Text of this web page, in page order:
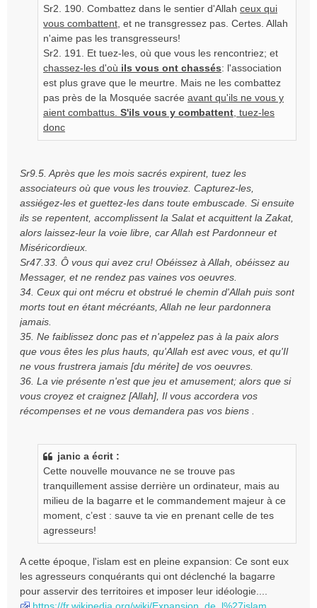
Sr2. 190. Combattez dans le sentier d'Allah ceux qui
vous combattent , et ne transgressez pas. Certes. Allah
n'aime pas les transgresseurs!
Sr2. 191. Et tuez-les, où que vous les rencontriez; et
chassez-les d'où ils vous ont chassés: l'association
est plus grave que le meurtre. Mais ne les combattez
pas près de la Mosquée sacrée avant qu'ils ne vous y
aient combattus. S'ils vous y combattent , tuez-les
donc
Sr9.5. Après que les mois sacrés expirent, tuez les
associateurs où que vous les trouviez. Capturez-les,
assiégez-les et guettez-les dans toute embuscade. Si ensuite
ils se repentent, accomplissent la Salat et acquittent la Zakat,
alors laissez-leur la voie libre, car Allah est Pardonneur et
Miséricordieux.
Sr47.33. Ô vous qui avez cru! Obéissez à Allah, obéissez au
Messager, et ne rendez pas vaines vos oeuvres.
34. Ceux qui ont mécru et obstrué le chemin d'Allah puis sont
morts tout en étant mécréants, Allah ne leur pardonnera
jamais.
35. Ne faiblissez donc pas et n'appelez pas à la paix alors
que vous êtes les plus hauts, qu'Allah est avec vous, et qu'Il
ne vous frustrera jamais [du mérite] de vos oeuvres.
36. La vie présente n'est que jeu et amusement; alors que si
vous croyez et craignez [Allah], Il vous accordera vos
récompenses et ne vous demandera pas vos biens .
janic a écrit :
Cette nouvelle mouvance ne se trouve pas
tranquillement assise derrière un ordinateur, mais au
milieu de la bagarre et le commandement majeur à ce
moment, c’est : sauve ta vie en prenant celle de tes
agresseurs!
A cette époque, l'islam est en pleine expansion: Ce sont eux
les agresseurs conquérants qui ont déclenché la bagarre
pour asservir des territoires et imposer leur idéologie....